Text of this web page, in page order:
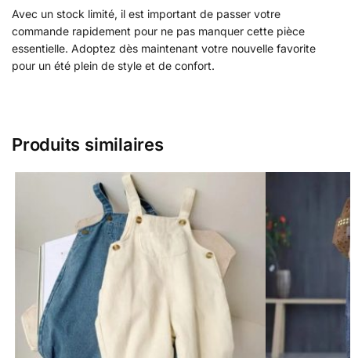
Avec un stock limité, il est important de passer votre
commande rapidement pour ne pas manquer cette pièce
essentielle. Adoptez dès maintenant votre nouvelle favorite
pour un été plein de style et de confort.
Produits similaires